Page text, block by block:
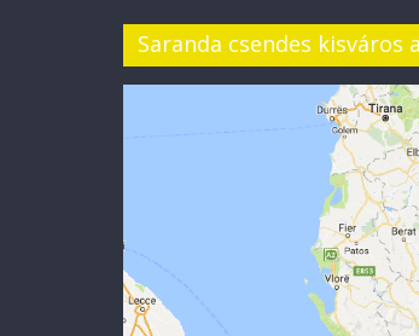
Saranda csendes kisváros